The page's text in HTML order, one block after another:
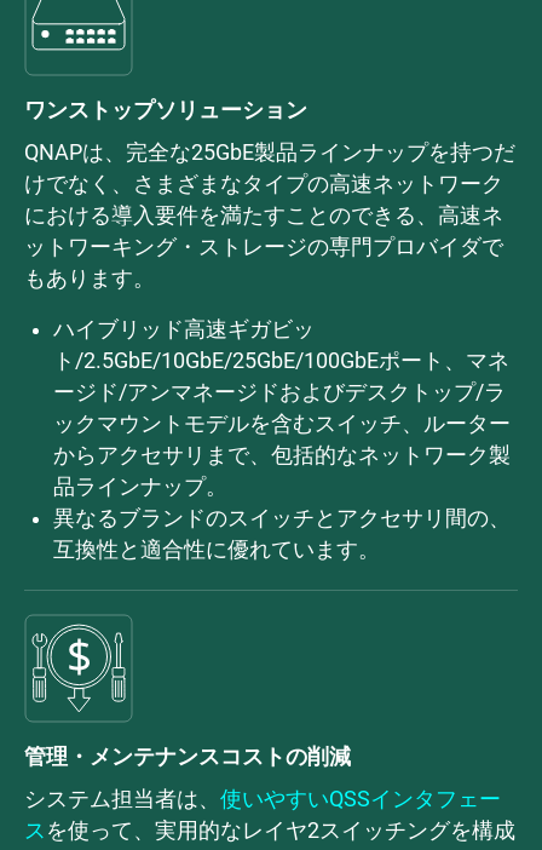
ワンストップソリューション
QNAPは、完全な25GbE製品ラインナップを持つだ
けでなく、さまざまなタイプの高速ネットワーク
における導入要件を満たすことのできる、高速ネ
ットワーキング・ストレージの専門プロバイダで
もあります。
ハイブリッド高速ギガビッ
ト/2.5GbE/10GbE/25GbE/100GbEポート、マネ
ージド/アンマネージドおよびデスクトップ/ラ
ックマウントモデルを含むスイッチ、ルーター
からアクセサリまで、包括的なネットワーク製
品ラインナップ。
異なるブランドのスイッチとアクセサリ間の、
互換性と適合性に優れています。
管理・メンテナンスコストの削減
システム担当者は、 使いやすいQSSインタフェー
ス を使って、実用的なレイヤ2スイッチングを構成